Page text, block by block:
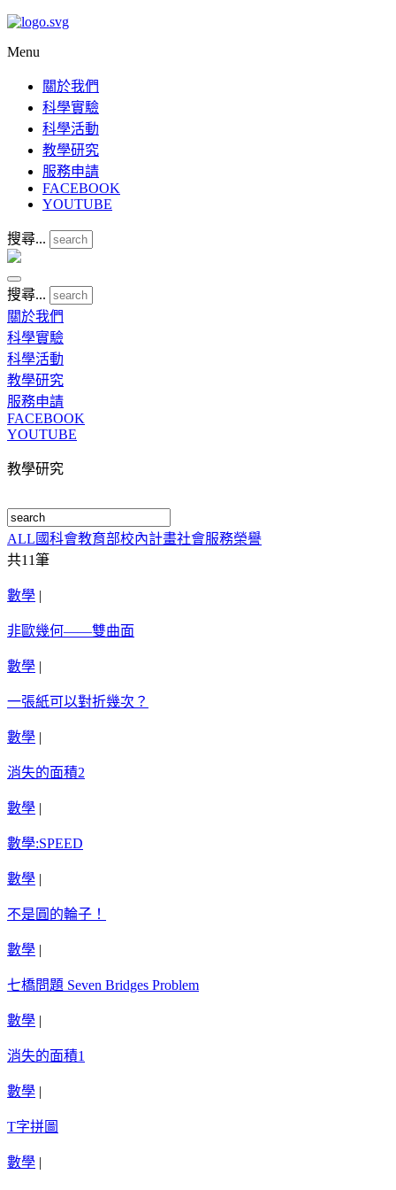
Menu
關於我們
科學實驗
科學活動
教學研究
服務申請
FACEBOOK
YOUTUBE
搜尋...
搜尋...
關於我們
科學實驗
科學活動
教學研究
服務申請
FACEBOOK
YOUTUBE
教學研究
ALL 國科會教育部校內計畫社會服務榮譽
共11筆
數學 |
非歐幾何——雙曲面
數學 |
一張紙可以對折幾次？
數學 |
消失的面積2
數學 |
數學:SPEED
數學 |
不是圓的輪子！
數學 |
七橋問題 Seven Bridges Problem
數學 |
消失的面積1
數學 |
T字拼圖
數學 |